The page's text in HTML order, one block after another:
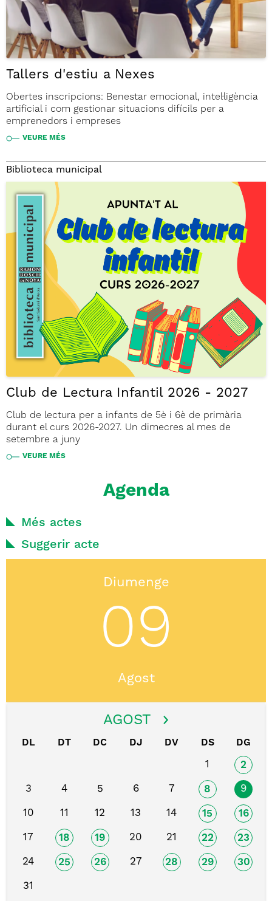
Tallers d'estiu a Nexes
Obertes inscripcions: Benestar emocional, intel·ligència
artificial i com gestionar situacions difícils per a
emprenedors i empreses
VEURE MÉS
Biblioteca municipal
Club de Lectura Infantil 2026 - 2027
Club de lectura per a infants de 5è i 6è de primària
durant el curs 2026-2027. Un dimecres al mes de
setembre a juny
VEURE MÉS
Agenda
Més actes
Suggerir acte
Diumenge
09
Agost
AGOST
DL DT DC DJ DV DS DG
1 2
3 4 5 6 7 8 9
10 11 12 13 14 15 16
17 18 19 20 21 22 23
24 25 26 27 28 29 30
31